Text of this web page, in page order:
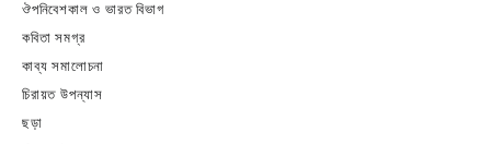
ঔপনিবেশকাল ও ভারত বিভাগ
কবিতা সমগ্র
কাব্য সমালোচনা
চিরায়ত উপন্যাস
ছড়া